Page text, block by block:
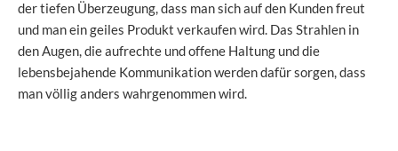
der tiefen Überzeugung, dass man sich auf den Kunden freut
und man ein geiles Produkt verkaufen wird. Das Strahlen in
den Augen, die aufrechte und offene Haltung und die
lebensbejahende Kommunikation werden dafür sorgen, dass
man völlig anders wahrgenommen wird.